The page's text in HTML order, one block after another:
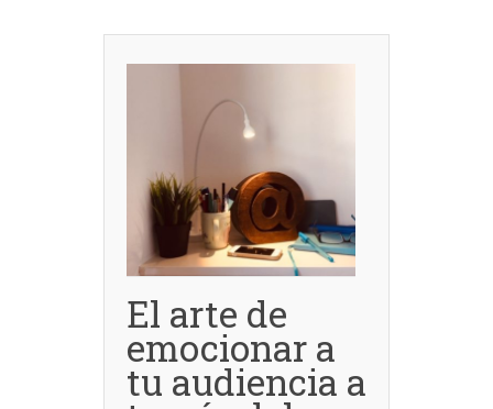
El arte de
emocionar a
tu audiencia a